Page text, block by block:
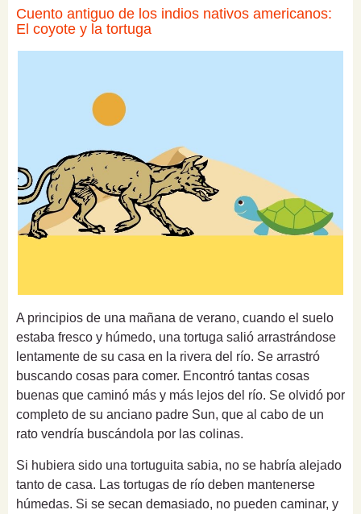
Cuento antiguo de los indios nativos americanos:
El coyote y la tortuga
A principios de una mañana de verano, cuando el suelo
estaba fresco y húmedo, una tortuga salió arrastrándose
lentamente de su casa en la rivera del río. Se arrastró
buscando cosas para comer. Encontró tantas cosas
buenas que caminó más y más lejos del río. Se olvidó por
completo de su anciano padre Sun, que al cabo de un
rato vendría buscándola por las colinas.
Si hubiera sido una tortuguita sabia, no se habría alejado
tanto de casa. Las tortugas de río deben mantenerse
húmedas. Si se secan demasiado, no pueden caminar, y